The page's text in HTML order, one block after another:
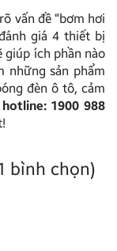
vấn đề “bơm hơi
giá 4 thiết bị
giúp ích phần nào
những sản phẩm
đèn ô tô, cảm
hotline: 1900 988
bình chọn)